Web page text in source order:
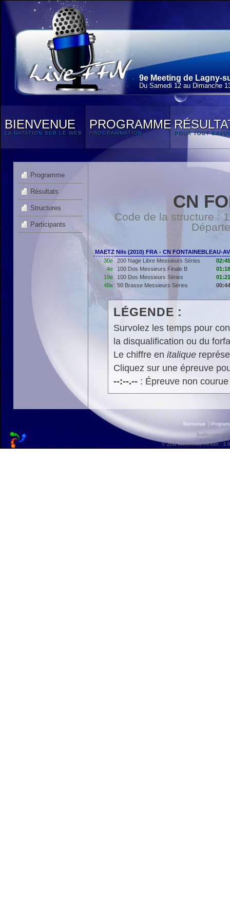
9e Meeting de Lagny-
Du Samedi 12 au Dimanche
BIENVENUE
LA NATATION SUR LE WEB
PROGRAMME
PROGRAMMATION POUR TOUT
Programme
Résultats
Structures
Participants
CN
Code de la structure :
MAETZ Nils (2010) FRA - CN FONTAINEBLEAU-
30e
200 Nage Libre Messieurs Séries
4e
100 Dos Messieurs Finale B
19e
100 Dos Messieurs Séries
48e
50 Brasse Messieurs Séries
LÉGENDE :
Survolez les temps pour
la disqualification ou du
Le chiffre en italique
Cliquez sur une épreuve
--:--.--: Épreuve non
Bienvenue
liveffn.com est
Ce site
© 2011 liveffn.com version :